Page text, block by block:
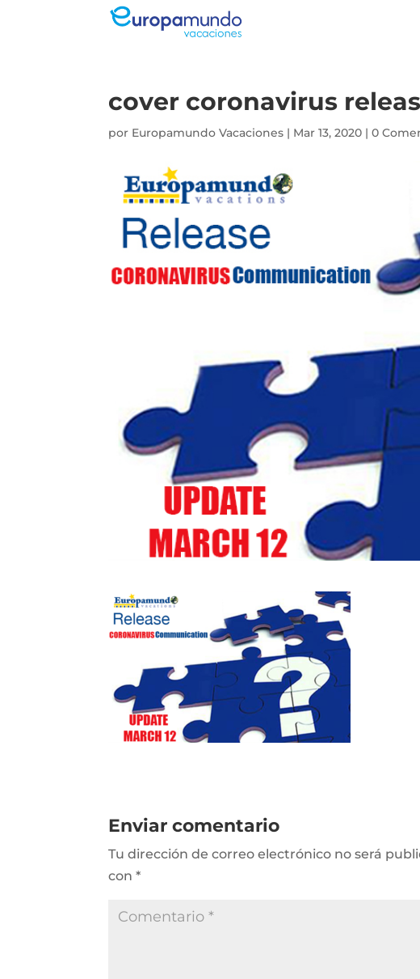
cover coronavirus
por Europamundo Vacaciones | Mar 13, 2020 |0
Enviar comentario
Tu dirección de correo electrónico no será
con*